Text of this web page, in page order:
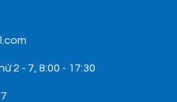
2 - 7, 8:00 - 17:30